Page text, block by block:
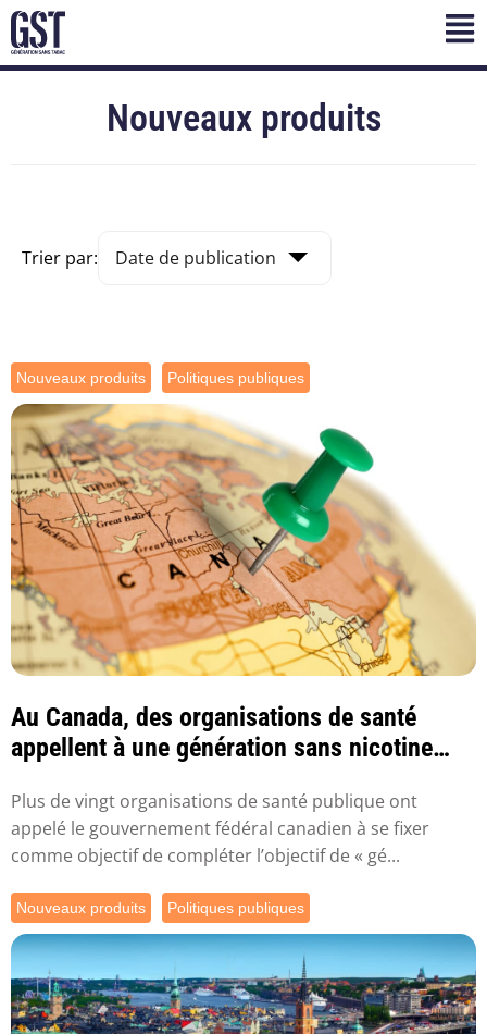
Nouveaux produits
Trier par:
Nouveaux produits Politiques publiques
Au Canada, des organisations de santé
appellent à une génération sans nicotine
Plus de vingt organisations de santé publique ont
appelé le gouvernement fédéral canadien à se fixer
comme objectif de compléter l’objectif de « gé...
Nouveaux produits Politiques publiques